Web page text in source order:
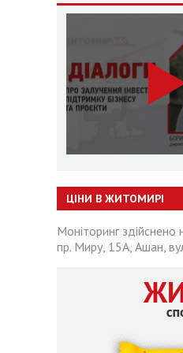
ЦІНИ В ЖИТОМИРІ
Моніторинг
пр. Миру, 15А, Ашан,